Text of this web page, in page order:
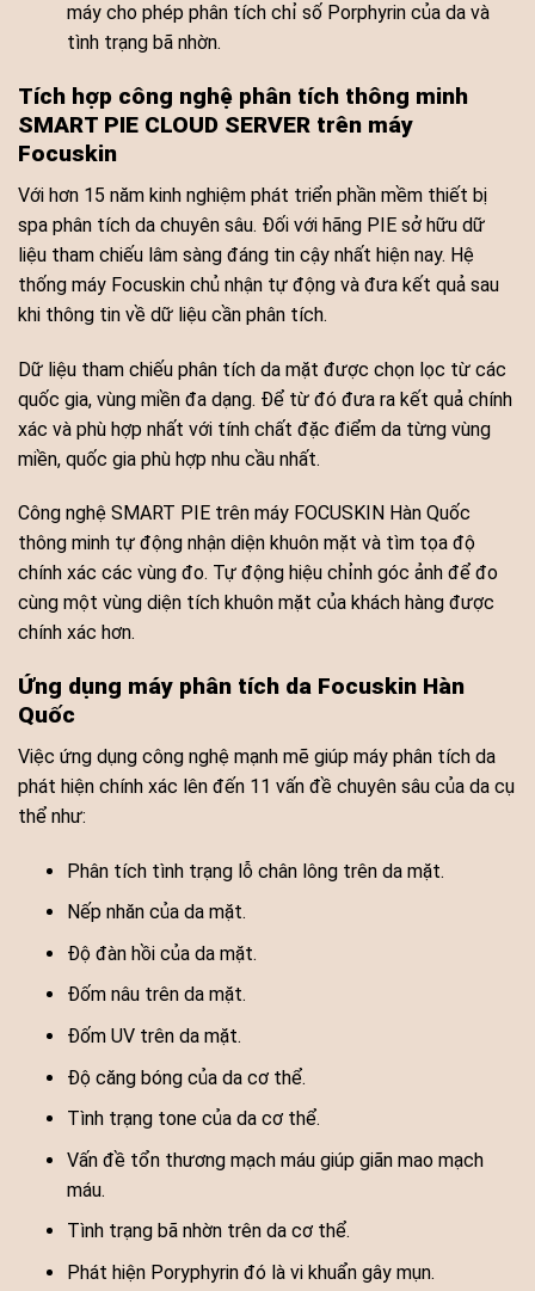
máy cho phép phân tích chỉ số Porphyrin của da và
tình trạng bã nhờn.
Tích hợp công nghệ phân tích thông minh
SMART PIE CLOUD SERVER trên máy
Focuskin
Với hơn 15 năm kinh nghiệm phát triển phần mềm thiết bị
spa phân tích da chuyên sâu. Đối với hãng PIE sở hữu dữ
liệu tham chiếu lâm sàng đáng tin cậy nhất hiện nay. Hệ
thống máy Focuskin chủ nhận tự động và đưa kết quả sau
khi thông tin về dữ liệu cần phân tích.
Dữ liệu tham chiếu phân tích da mặt được chọn lọc từ các
quốc gia, vùng miền đa dạng. Để từ đó đưa ra kết quả chính
xác và phù hợp nhất với tính chất đặc điểm da từng vùng
miền, quốc gia phù hợp nhu cầu nhất.
Công nghệ SMART PIE trên máy FOCUSKIN Hàn Quốc
thông minh tự động nhận diện khuôn mặt và tìm tọa độ
chính xác các vùng đo. Tự động hiệu chỉnh góc ảnh để đo
cùng một vùng diện tích khuôn mặt của khách hàng được
chính xác hơn.
Ứng dụng máy phân tích da Focuskin Hàn
Quốc
Việc ứng dụng công nghệ mạnh mẽ giúp máy phân tích da
phát hiện chính xác lên đến 11 vấn đề chuyên sâu của da cụ
thể như:
Phân tích tình trạng lỗ chân lông trên da mặt.
Nếp nhăn của da mặt.
Độ đàn hồi của da mặt.
Đốm nâu trên da mặt.
Đốm UV trên da mặt.
Độ căng bóng của da cơ thể.
Tình trạng tone của da cơ thể.
Vấn đề tổn thương mạch máu giúp giãn mao mạch
máu.
Tình trạng bã nhờn trên da cơ thể.
Phát hiện Poryphyrin đó là vi khuẩn gây mụn.